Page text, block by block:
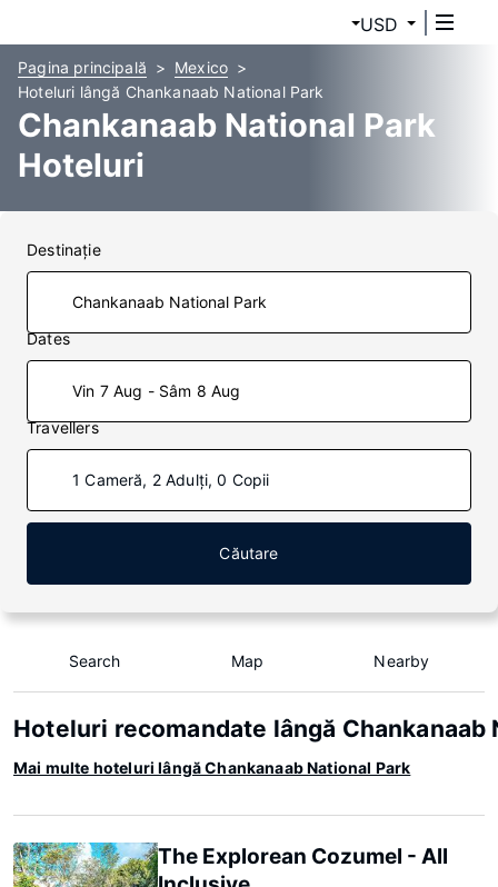
USD
Pagina principală
Mexico
Hoteluri lângă Chankanaab National Park
Chankanaab National Park
Hoteluri
Destinaţie
Dates
Vin 7 Aug - Sâm 8 Aug
Travellers
1 Cameră, 2 Adulți, 0 Copii
Căutare
Search Map Nearby
Hoteluri recomandate lângă Chankanaab
Mai multe hoteluri lângă Chankanaab National Park
The Explorean Cozumel - All